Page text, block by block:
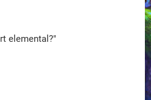
elemental?"